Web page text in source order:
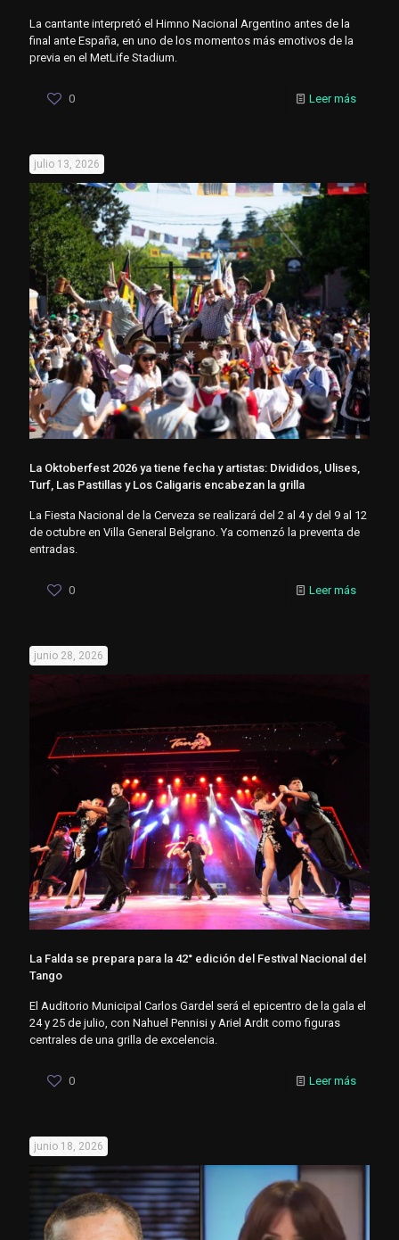
La cantante interpretó el Himno Nacional Argentino antes de la
final ante España, en uno de los momentos más emotivos de la
previa en el MetLife Stadium.
0 Leer más
julio 13, 2026
La Oktoberfest 2026 ya tiene fecha y artistas: Divididos, Ulises,
Turf, Las Pastillas y Los Caligaris encabezan la grilla
La Fiesta Nacional de la Cerveza se realizará del 2 al 4 y del 9 al 12
de octubre en Villa General Belgrano. Ya comenzó la preventa de
entradas.
0 Leer más
junio 28, 2026
La Falda se prepara para la 42° edición del Festival Nacional del
Tango
El Auditorio Municipal Carlos Gardel será el epicentro de la gala el
24 y 25 de julio, con Nahuel Pennisi y Ariel Ardit como figuras
centrales de una grilla de excelencia.
0 Leer más
junio 18, 2026